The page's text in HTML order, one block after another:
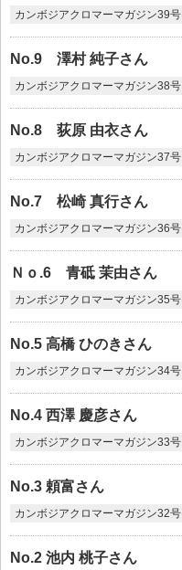
カンボジアクロマーマガジン39号
No.9 澤村 純子さん
カンボジアクロマーマガジン38号
No.8 荻原 由衣さん
カンボジアクロマーマガジン37号
No.7 松崎 真行さん
カンボジアクロマーマガジン36号
Ｎｏ.6 青砥 茉由さん
カンボジアクロマーマガジン35号
No.5 高橋 ひのきさん
カンボジアクロマーマガジン34号
No.4 西澤 慶彦さん
カンボジアクロマーマガジン33号
No.3 頼富さん
カンボジアクロマーマガジン32号
No.2 池内 桃子さん